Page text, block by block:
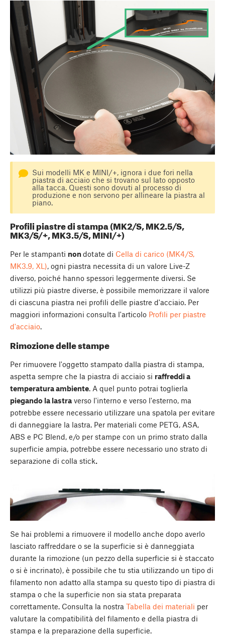
Sui modelli MK e MINI/+, ignora i due fori nella
piastra di acciaio che si trovano sul lato opposto
alla tacca. Questi sono dovuti al processo di
produzione e non servono per allineare la piastra al
piano.
Profili piastre di stampa (MK2/S, MK2.5/S,
MK3/S/+, MK3.5/S, MINI/+)
Per le stampanti nondotate di Cella di carico (MK4/S,
MK3.9, XL), ogni piastra necessita di un valore Live-Z
diverso, poiché hanno spessori leggermente diversi. Se
utilizzi più piastre diverse, è possibile memorizzare il valore
di ciascuna piastra nei profili delle piastre d'acciaio. Per
maggiori informazioni consulta l'articolo Profili per piastre
d'acciaio.
Rimozione delle stampe
Per rimuovere l'oggetto stampato dalla piastra di stampa,
aspetta sempre che la piastra di acciaio si raffreddi a
temperatura ambiente. A quel punto potrai toglierla
piegando la lastra verso l'interno e verso l'esterno, ma
potrebbe essere necessario utilizzare una spatola per evitare
di danneggiare la lastra. Per materiali come PETG, ASA,
ABS e PC Blend, e/o per stampe con un primo strato dalla
superficie ampia, potrebbe essere necessario uno strato di
separazione di colla stick.
Se hai problemi a rimuovere il modello anche dopo averlo
lasciato raffreddare o se la superficie si è danneggiata
durante la rimozione (un pezzo della superficie si è staccato
o si è incrinato), è possibile che tu stia utilizzando un tipo di
filamento non adatto alla stampa su questo tipo di piastra di
stampa o che la superficie non sia stata preparata
correttamente. Consulta la nostra Tabella dei materiali per
valutare la compatibilità del filamento e della piastra di
stampa e la preparazione della superficie.